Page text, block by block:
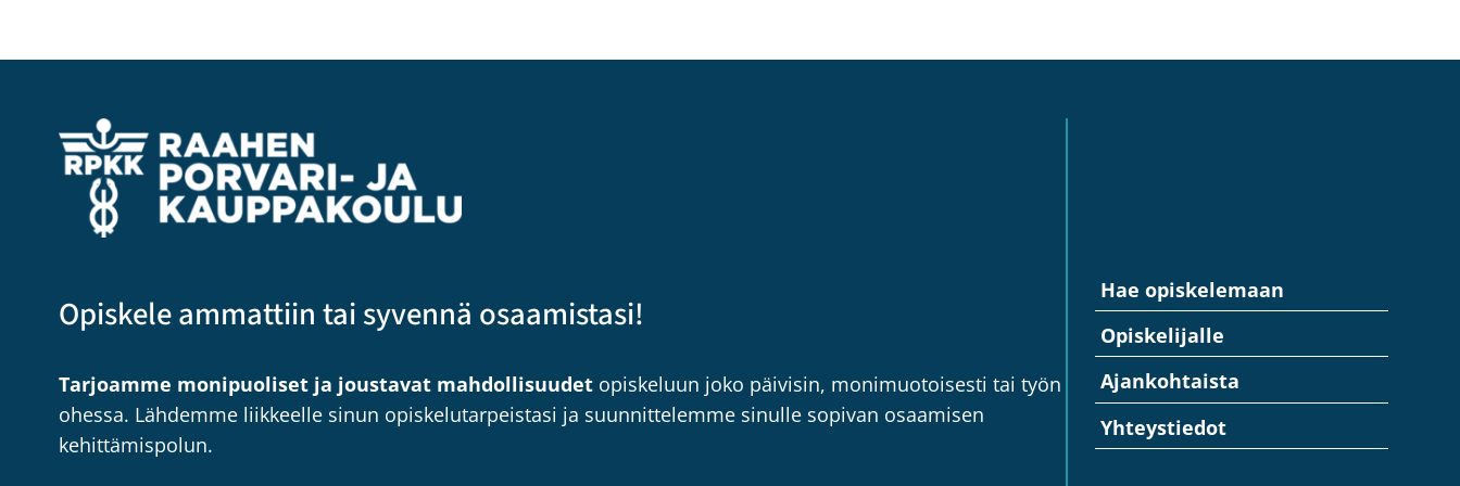
Opiskele ammattiin tai syvennä osaamistasi!
Tarjoamme monipuoliset ja joustavat mahdollisuudetopiskeluun joko päivisin, monimuotoisesti tai työn
ohessa. Lähdemme liikkeelle sinun opiskelutarpeistasi ja suunnittelemme sinulle sopivan osaamisen
kehittämispolun.
Hae opiskelemaan
Opiskelijalle
Ajankohtaista
Yhteystiedot